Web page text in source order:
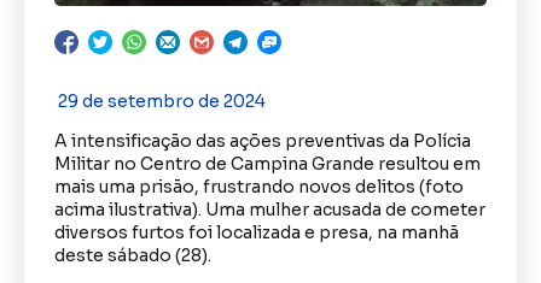
29 de setembro de 2024
A intensificação das ações preventivas da Polícia
Militar no Centro de Campina Grande resultou em
mais uma prisão, frustrando novos delitos (foto
acima ilustrativa). Uma mulher acusada de cometer
diversos furtos foi localizada e presa, na manhã
deste sábado (28).